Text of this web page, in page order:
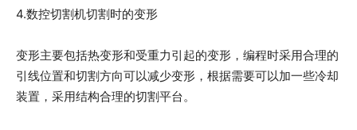
4.数控切割机切割时的变形
变形主要包括热变形和受重力引起的变形，编程时采用合理的
引线位置和切割方向可以减少变形，根据需要可以加一些冷却
装置，采用结构合理的切割平台。